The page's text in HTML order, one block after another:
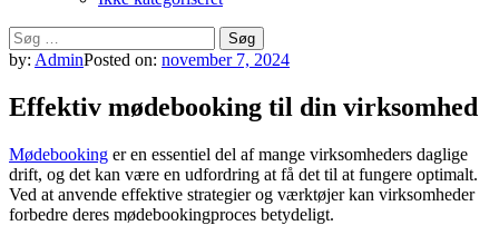
Søg
efter:
by: AdminPosted on: november 7, 2024
Effektiv mødebooking til din virksomhed
Mødebooking er en essentiel del af mange virksomheders daglige
drift, og det kan være en udfordring at få det til at fungere optimalt.
Ved at anvende effektive strategier og værktøjer kan virksomheder
forbedre deres mødebookingproces betydeligt.